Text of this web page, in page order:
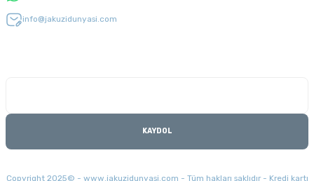
info@jakuzidunyasi.com
KAYDOL
Copyright 2025© - www.jakuzidunyasi.com - Tüm hakları saklıdır - Kredi kartı